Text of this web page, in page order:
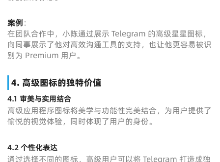
案例：
在团队合作中，小陈通过展示 Telegram 的高级星星图标，
向同事展示了他对高效沟通工具的支持，也让他更容易被识
别为 Premium 用户。
4. 高级图标的独特价值
4.1 审美与实用结合
高级应用程序图标将美学与功能性完美结合，为用户提供了
愉悦的视觉体验，同时体现了用户的身份。
4.2 个性化表达
通过选择不同的图标，高级用户可以将 Telegram 打造成独